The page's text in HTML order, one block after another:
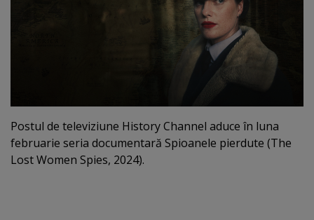
Postul de televiziune History Channel aduce în luna
februarie seria documentară Spioanele pierdute (The
Lost Women Spies, 2024).